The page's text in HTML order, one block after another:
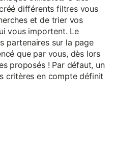
différents filtres vous
et de trier vos
vous importent. Le
partenaires sur la page
que par vous, dès lors
proposés ! Par défaut, un
critères en compte définit